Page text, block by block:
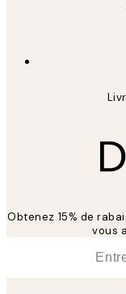
Obtenez 15% de
vous